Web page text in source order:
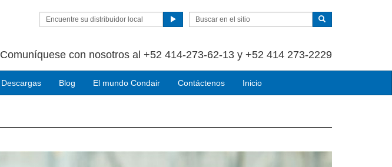
Encuentre su distribuidor local
Comuníquese con nosotros al +52 414-273-62-13 y +52 414 273-2229
Descargas Blog El mundo Condair Contáctenos Inicio